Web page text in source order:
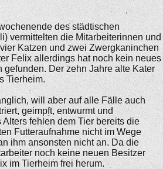
des städtischen
vermittelten die Mitarbeiterinnen und
Katzen und zwei Zwergkaninchen
Felix allerdings hat noch kein neues
gefunden. Der zehn Jahre alte Kater
Tierheim.
will aber auf alle Fälle auch
geimpft, entwurmt und
fehlen dem Tier bereits die
Futteraufnahme nicht im Wege
ihm ansonsten nicht an. Da die
noch keine neuen Besitzer
im Tierheim frei herum.